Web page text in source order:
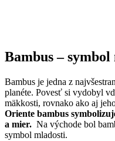
Bambus –
Bambus je jedna z
planéte. Povesť si vydobyl
mäkkosti, rovnako ako aj
Oriente bambus
a mier. Na východe bol
symbol mladosti.